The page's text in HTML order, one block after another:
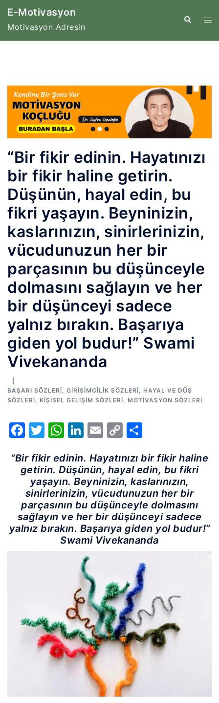
İçeriğe
E-Motivasyon
Motivasyon Adresin
Search
“Bir fikir edinin. Hayatınızı
bir fikir haline getirin.
Düşünün, hayal edin, bu
fikri yaşayın. Beyninizin,
kaslarınızın, sinirlerinizin,
vücudunuzun her bir
parçasının bu düşünceyle
dolmasını sağlayın ve her
bir düşünceyi sadece
yalnız bırakın. Başarıya
giden yol budur!” Swami
Vivekananda
BAŞARI SÖZLERI GIRIŞIMCILIK SÖZLERI
HAYAL VE DÜŞ
SÖZLERI
KIŞISEL GELIŞIM SÖZLERI MOTIVASYON SÖZLERI
Facebook
Twitter
WhatsApp
LinkedIn
Email
Copy
“Bir fikir edinin. Hayatınızı bir fikir haline
getirin. Düşünün, hayal edin, bu fikri
yaşayın. Beyninizin, kaslarınızın,
sinirlerinizin, vücudunuzun her bir
parçasının bu düşünceyle dolmasını
sağlayın ve her bir düşünceyi sadece
yalnız bırakın. Başarıya giden yol budur!”
Swami Vivekananda